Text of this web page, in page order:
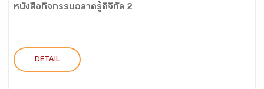
หนังสือกิจกรรมฉลาดรู้ดิจิทัล 2
DETAIL